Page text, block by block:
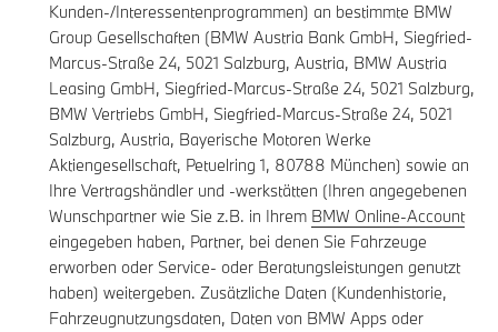
Kunden-/Interessentenprogrammen) an bestimmte BMW
Group Gesellschaften (BMW Austria Bank GmbH, Siegfried-
Marcus-Straße 24, 5021 Salzburg, Austria, BMW Austria
Leasing GmbH, Siegfried-Marcus-Straße 24, 5021 Salzburg,
BMW Vertriebs GmbH, Siegfried-Marcus-Straße 24, 5021
Salzburg, Austria, Bayerische Motoren Werke
Aktiengesellschaft, Petuelring 1, 80788 München) sowie an
Ihre Vertragshändler und -werkstätten (Ihren angegebenen
Wunschpartner wie Sie z.B. in Ihrem BMW Online-Account
eingegeben haben, Partner, bei denen Sie Fahrzeuge
erworben oder Service- oder Beratungsleistungen genutzt
haben) weitergeben. Zusätzliche Daten (Kundenhistorie,
Fahrzeugnutzungsdaten, Daten von BMW Apps oder